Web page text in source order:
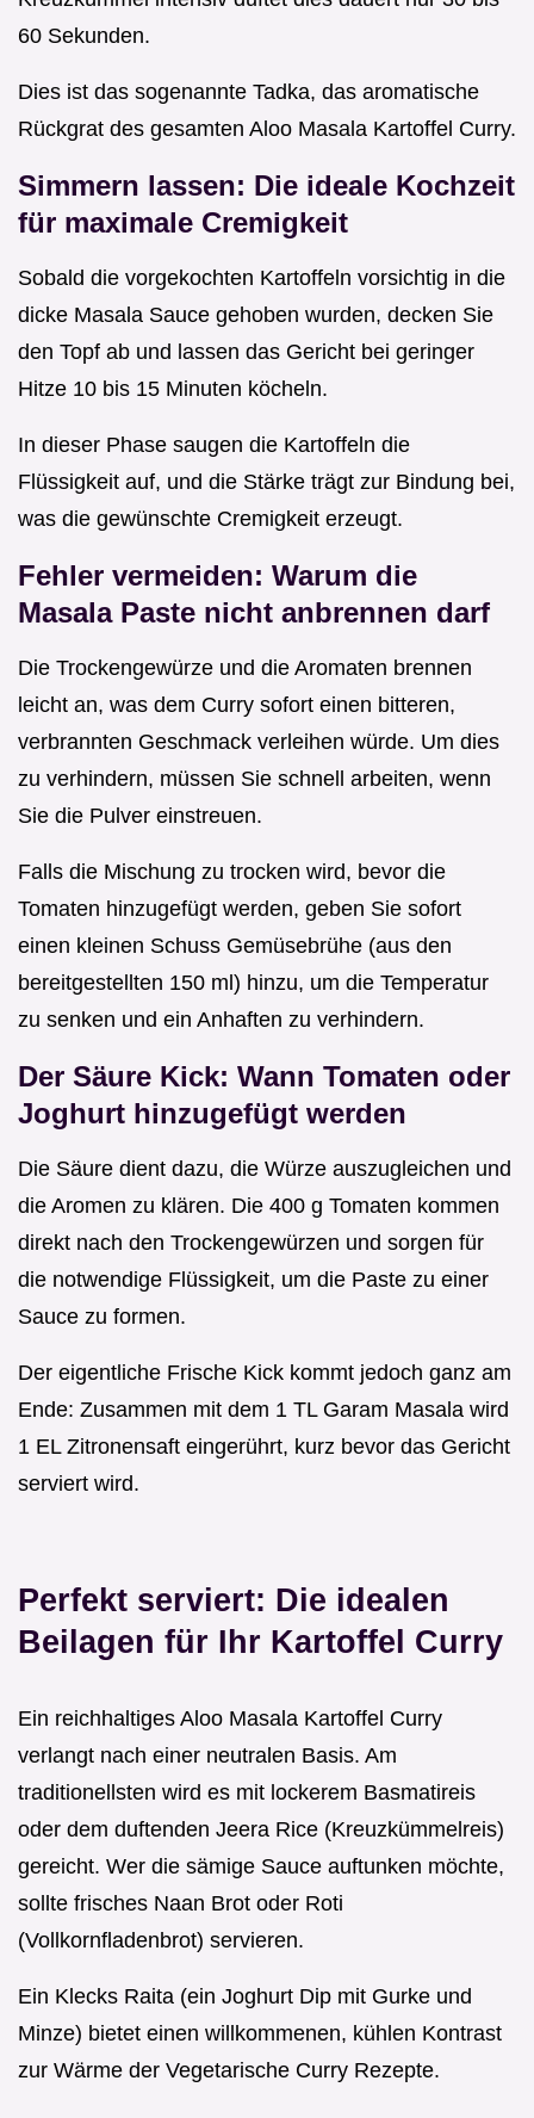
60 Sekunden.
Dies ist das sogenannte Tadka, das aromatische
Rückgrat des gesamten Aloo Masala Kartoffel Curry.
Simmern lassen: Die ideale Kochzeit
für maximale Cremigkeit
Sobald die vorgekochten Kartoffeln vorsichtig in die
dicke Masala Sauce gehoben wurden, decken Sie
den Topf ab und lassen das Gericht bei geringer
Hitze 10 bis 15 Minuten köcheln.
In dieser Phase saugen die Kartoffeln die
Flüssigkeit auf, und die Stärke trägt zur Bindung bei,
was die gewünschte Cremigkeit erzeugt.
Fehler vermeiden: Warum die
Masala Paste nicht anbrennen darf
Die Trockengewürze und die Aromaten brennen
leicht an, was dem Curry sofort einen bitteren,
verbrannten Geschmack verleihen würde. Um dies
zu verhindern, müssen Sie schnell arbeiten, wenn
Sie die Pulver einstreuen.
Falls die Mischung zu trocken wird, bevor die
Tomaten hinzugefügt werden, geben Sie sofort
einen kleinen Schuss Gemüsebrühe (aus den
bereitgestellten 150 ml) hinzu, um die Temperatur
zu senken und ein Anhaften zu verhindern.
Der Säure Kick: Wann Tomaten oder
Joghurt hinzugefügt werden
Die Säure dient dazu, die Würze auszugleichen und
die Aromen zu klären. Die 400 g Tomaten kommen
direkt nach den Trockengewürzen und sorgen für
die notwendige Flüssigkeit, um die Paste zu einer
Sauce zu formen.
Der eigentliche Frische Kick kommt jedoch ganz am
Ende: Zusammen mit dem 1 TL Garam Masala wird
1 EL Zitronensaft eingerührt, kurz bevor das Gericht
serviert wird.
Perfekt serviert: Die idealen
Beilagen für Ihr Kartoffel Curry
Ein reichhaltiges Aloo Masala Kartoffel Curry
verlangt nach einer neutralen Basis. Am
traditionellsten wird es mit lockerem Basmatireis
oder dem duftenden Jeera Rice (Kreuzkümmelreis)
gereicht. Wer die sämige Sauce auftunken möchte,
sollte frisches Naan Brot oder Roti
(Vollkornfladenbrot) servieren.
Ein Klecks Raita (ein Joghurt Dip mit Gurke und
Minze) bietet einen willkommenen, kühlen Kontrast
zur Wärme der Vegetarische Curry Rezepte.